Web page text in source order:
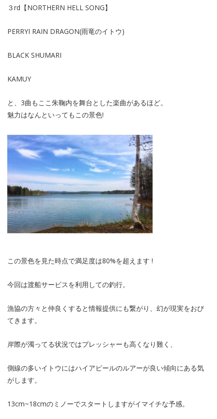
３rd【NORTHERN HELL SONG】
PERRYI RAIN DRAGON(雨竜のイトウ)
BLACK SHUMARI
KAMUY
と、3曲もここ朱鞠内を舞台とした楽曲があるほど。
魅力はなんといってもこの景色!
この景色を見た時点で満足度は80%を超えます !
今回は渡船サービスを利用しての釣行。
漁協の方々と仲良くすると情報提供にも繋がり、幻が現実をおび
てきます。
岸際が濁ってる状況ではプレッシャーも高くなり難く、
側線の多いイトウにはハイアピールのルアーが良い傾向にある気
がします。
13cm~18cmのミノーでスタートしますがイマイチな予感。